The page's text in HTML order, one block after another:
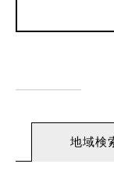
地域検